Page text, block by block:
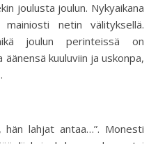
joulusta joulun. Nykyaikana
netin välityksellä.
joulun perinteissä on
kuuluviin ja uskonpa,
lahjat antaa…”. Monesti